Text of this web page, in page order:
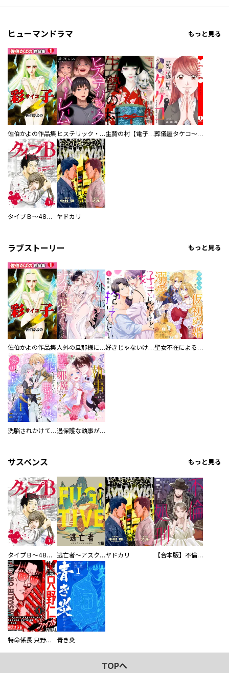
ヒューマンドラマ もっと見る
佐伯かよの作品集 ヒステリック・ハーレム～搾られる男と堕ちる女～【電子単行本版】 生贄の村【電子単行本版】 葬儀屋タケコ～あなたの最期、叶えます【電子単行本版】
タイプＢ～48時間後、致死率100％～【単話】 ヤドカリ
ラブストーリー もっと見る
佐伯かよの作品集 人外の旦那様に娶られ毎晩ナカまで愛される…。アンソロジー 好きじゃないけど、抱いてください【電子単行本版／特典おまけ付き】 聖女不在による仮初め婚なのに、不器用な王太子に溺愛されています【電子単行本版／特典おまけ付き】
洗脳されかけていた悪役令嬢ですが家出を決意しました。【電子単行本版／特典おまけ付き】 過保護な執事が私の婚活を邪魔してきます！ 分冊版
サスペンス もっと見る
タイプＢ～48時間後、致死率100％～【単話】 逃亡者～アスクレピオスの杖～ヤドカリ 【合本版】不倫処刑
特命係長 只野仁ファイナル 愛蔵版 青き炎
TOPへ